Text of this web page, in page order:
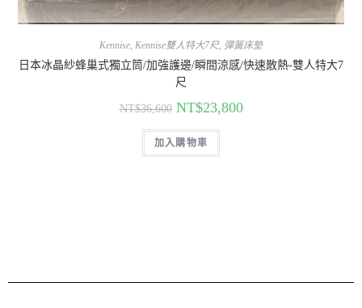
Kennise Kennise雙人特大7尺, 彈簧床墊
日本冰晶紗蜂巢式獨立筒/加強護邊/瞬間涼感/快速散熱-雙人特大7
尺
NT$36,600 NT$23,800
加入購物車